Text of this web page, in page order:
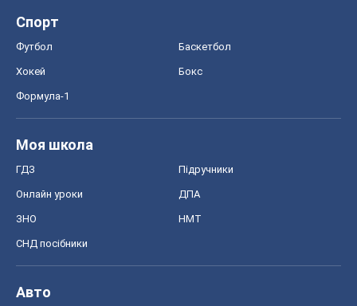
Спорт
Футбол Баскетбол
Хокей Бокс
Формула-1
Моя школа
ГДЗ Підручники
Онлайн уроки ДПА
ЗНО НМТ
СНД посібники
Авто